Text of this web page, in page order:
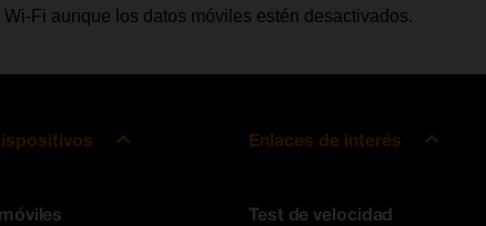
Fi aunque los datos móviles estén desactivados.
Enlaces de interés
Test de velocidad